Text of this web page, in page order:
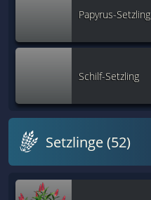
Papyrus-Setzling
Schilf-Setzling
Setzlinge (52)